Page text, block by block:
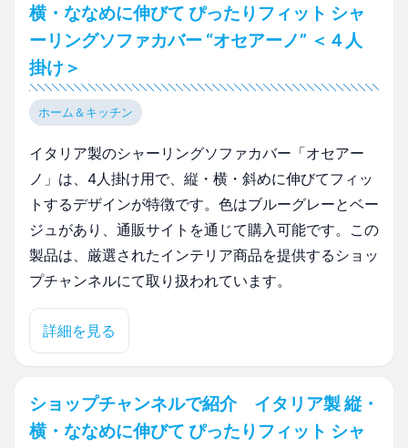
横・ななめに伸びて ぴったりフィット シャ
ーリングソファカバー “オセアーノ” ＜４人
掛け＞
ホーム＆キッチン
イタリア製のシャーリングソファカバー「オセアー
ノ」は、4人掛け用で、縦・横・斜めに伸びてフィッ
トするデザインが特徴です。色はブルーグレーとベー
ジュがあり、通販サイトを通じて購入可能です。この
製品は、厳選されたインテリア商品を提供するショッ
プチャンネルにて取り扱われています。
詳細を見る
ショップチャンネルで紹介 イタリア製 縦・
横・ななめに伸びて ぴったりフィット シャ